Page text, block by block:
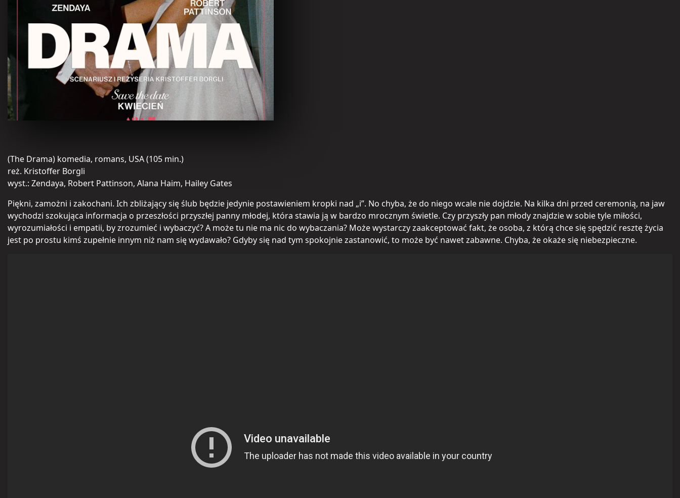
(The Drama) komedia, romans, USA (105 min.)
reż. Kristoffer Borgli
wyst.: Zendaya, Robert Pattinson, Alana Haim, Hailey Gates
Piękni, zamożni i zakochani. Ich zbliżający się ślub będzie jedynie postawieniem kropki nad „i”. No chyba, że do niego wcale nie dojdzie. Na kilka dni przed ceremonią, na jaw
wychodzi szokująca informacja o przeszłości przyszłej panny młodej, która stawia ją w bardzo mrocznym świetle. Czy przyszły pan młody znajdzie w sobie tyle miłości,
wyrozumiałości i empatii, by zrozumieć i wybaczyć? A może tu nie ma nic do wybaczania? Może wystarczy zaakceptować fakt, że osoba, z którą chce się spędzić resztę życia
jest po prostu kimś zupełnie innym niż nam się wydawało? Gdyby się nad tym spokojnie zastanowić, to może być nawet zabawne. Chyba, że okaże się niebezpieczne.